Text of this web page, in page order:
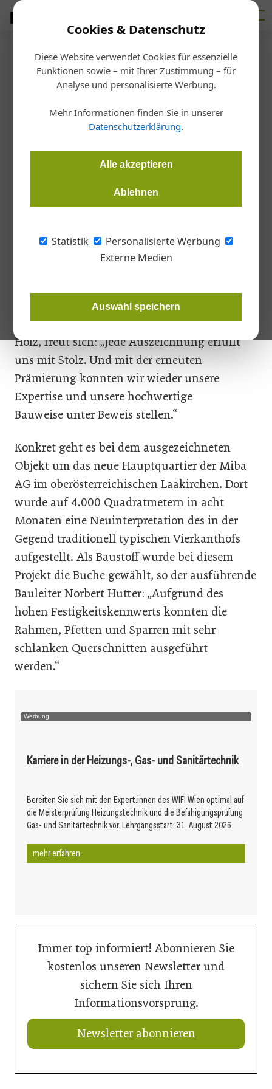
Cookies & Datenschutz
Diese Website verwendet Cookies für essenzielle
Funktionen sowie – mit Ihrer Zustimmung – für
Analyse und personalisierte Werbung.
Mehr Informationen finden Sie in unserer
Datenschutzerklärung.
Alle akzeptieren
Ablehnen
Statistik
Personalisierte Werbung
Externe Medien
Auswahl speichern
Startseite /Bauen
Erfolg beim steirischen
Holzbaupreis
Bereits zum zehnten Mal gaben die Einreichungen zum
steirischen Holzbaupreis Aufschluss über das hohe Niveau der
eine Auszeichnung.
durch. Dominikus Jantscher, Prokurist der
Lieb Bau Weiz GmbH im Geschäftsbereich
Holz, freut sich: „Jede Auszeichnung erfüllt
uns mit Stolz. Und mit der erneuten
Prämierung konnten wir wieder unsere
Expertise und unsere hochwertige
Bauweise unter Beweis stellen.“
Konkret geht es bei dem ausgezeichneten
Objekt um das neue Hauptquartier der Miba
AG im oberösterreichischen Laakirchen. Dort
wurde auf 4.000 Quadratmetern in acht
Monaten eine Neuinterpretation des in der
Gegend traditionell typischen Vierkanthofs
aufgestellt. Als Baustoff wurde bei diesem
Projekt die Buche gewählt, so der ausführende
Bauleiter Norbert Hutter: „Aufgrund des
hohen Festigkeitskennwerts konnten die
Rahmen, Pfetten und Sparren mit sehr
schlanken Querschnitten ausgeführt
werden.“
Werbung
Karriere in der Heizungs-, Gas- und Sanitärtechnik
Bereiten Sie sich mit den Expert:innen des WIFI Wien optimal auf
die Meisterprüfung Heizungstechnik und die Befähigungsprüfung
Gas- und Sanitärtechnik vor. Lehrgangsstart: 31. August 2026
mehr erfahren
Immer top informiert! Abonnieren Sie
kostenlos unseren Newsletter und
sichern Sie sich Ihren
Informationsvorsprung.
Newsletter abonnieren